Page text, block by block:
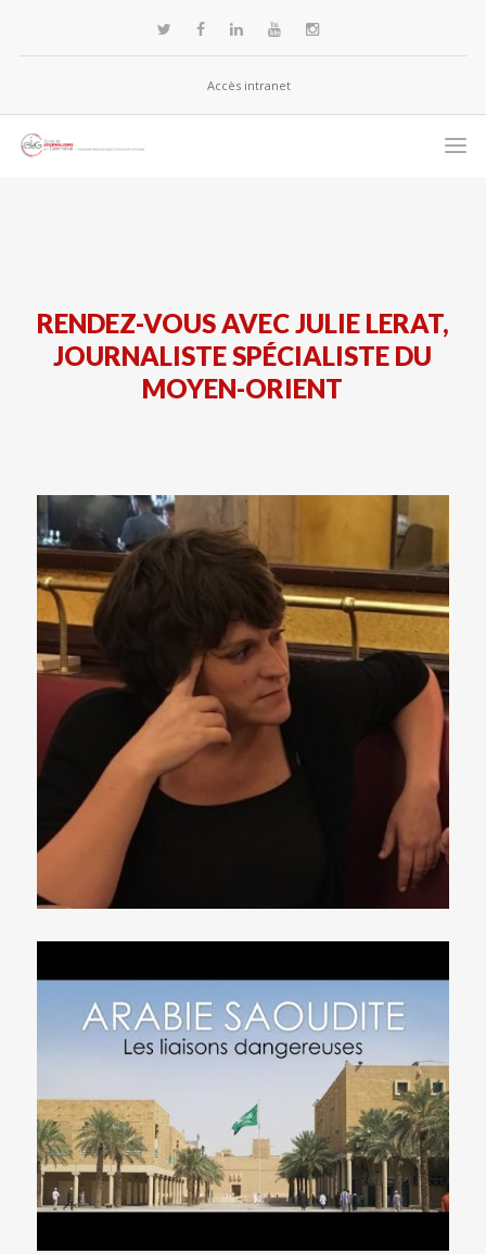
Accès intranet
RENDEZ-VOUS AVEC JULIE LERAT,
JOURNALISTE SPÉCIALISTE DU
MOYEN-ORIENT